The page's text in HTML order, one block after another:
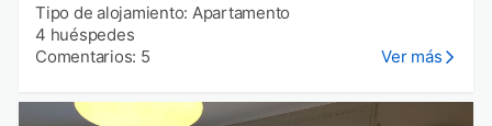
Tipo de alojamiento: Apartamento
4 huéspedes
Comentarios: 5
Ver más